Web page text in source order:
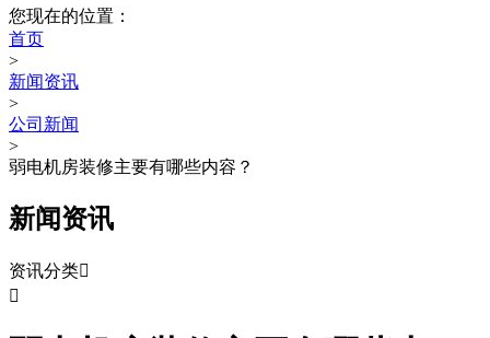
您现在的位置：
首页
>
新闻资讯
>
公司新闻
>
弱电机房装修主要有哪些内容？
新闻资讯
资讯分类
